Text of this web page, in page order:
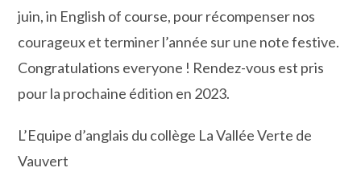
juin, in English of course, pour récompenser nos
courageux et terminer l’année sur une note festive.
Congratulations everyone ! Rendez-vous est pris
pour la prochaine édition en 2023.
L’Equipe d’anglais du collège La Vallée Verte de
Vauvert